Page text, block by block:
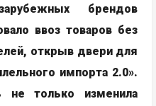
брендов
ввоз товаров без
открыв двери для
импорта 2.0».
не только изменила